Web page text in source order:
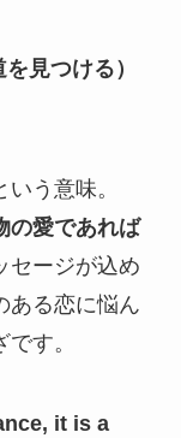
見つける）
う意味。
の愛であれば
セージが込め
ある恋に悩ん
す。
it is a